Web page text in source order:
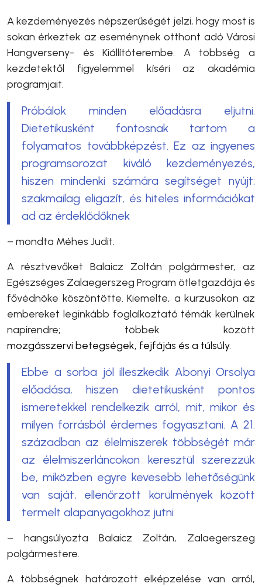
A kezdeményezés népszerűségét jelzi, hogy most is
sokan érkeztek az eseménynek otthont adó Városi
Hangverseny- és Kiállítóterembe. A többség a
kezdetektől figyelemmel kíséri az akadémia
programjait.
Próbálok minden előadásra eljutni.
Dietetikusként fontosnak tartom a
folyamatos továbbképzést. Ez az ingyenes
programsorozat kiváló kezdeményezés,
hiszen mindenki számára segítséget nyújt:
szakmailag eligazít, és hiteles információkat
ad az érdeklődőknek
– mondta Méhes Judit.
A résztvevőket Balaicz Zoltán polgármester, az
Egészséges Zalaegerszeg Program ötletgazdája és
fővédnöke köszöntötte. Kiemelte, a kurzusokon az
embereket leginkább foglalkoztató témák kerülnek
napirendre; többek között
mozgásszervi betegségek, fejfájás és a túlsúly.
Ebbe a sorba jól illeszkedik Abonyi Orsolya
előadása, hiszen dietetikusként pontos
ismeretekkel rendelkezik arról, mit, mikor és
milyen forrásból érdemes fogyasztani. A 21.
században az élelmiszerek többségét már
az élelmiszerláncokon keresztül szerezzük
be, miközben egyre kevesebb lehetőségünk
van saját, ellenőrzött körülmények között
termelt alapanyagokhoz jutni
– hangsúlyozta Balaicz Zoltán, Zalaegerszeg
polgármestere.
A többségnek határozott elképzelése van arról,